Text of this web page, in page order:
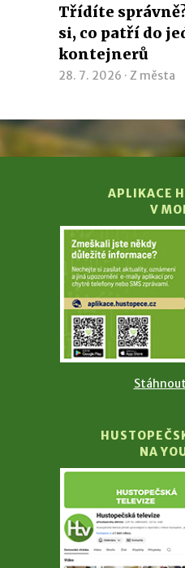
Třídíte
si, co patří do
kontejnerů
28. 7. 2026 · Z města
APLIKACE
V
NA